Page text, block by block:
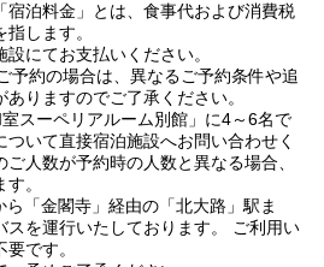
宿泊料金」とは、食事代および消費税
指します。
にてお支払いください。
予約の場合は、異なるご予約条件や追
りますのでご了承ください。
スーペリアルーム別館」に4～6名で
いて直接宿泊施設へお問い合わせく
人数が予約時の人数と異なる場合、
。
「金閣寺」経由の「北大路」駅ま
スを運行いたしております。 ご利用い
です。